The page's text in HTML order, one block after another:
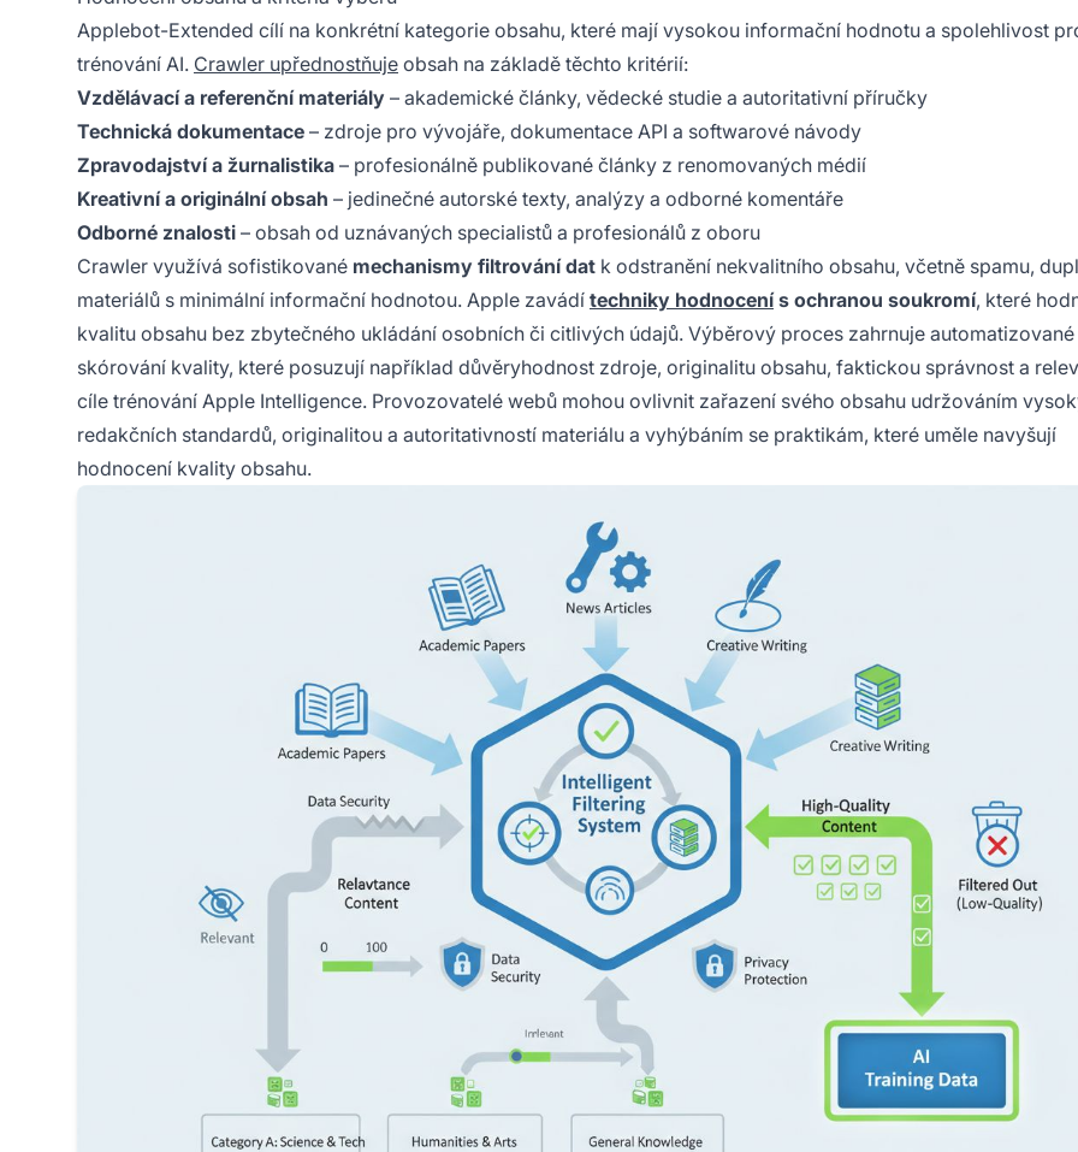
Applebot-Extended cílí na konkrétní kategorie obsahu, které mají vysokou informační hodnotu a spolehlivost
trénování AI. Crawler upřednostňuje obsah na základě těchto kritérií:
Vzdělávací a referenční materiály – akademické články, vědecké studie a autoritativní příručky
Technická dokumentace – zdroje pro vývojáře, dokumentace API a softwarové návody
Zpravodajství a žurnalistika – profesionálně publikované články z renomovaných médií
Kreativní a originální obsah – jedinečné autorské texty, analýzy a odborné komentáře
Odborné znalosti – obsah od uznávaných specialistů a profesionálů z oboru
Crawler využívá sofistikované mechanismy filtrování dat k odstranění nekvalitního obsahu, včetně spamu,
materiálů s minimální informační hodnotou. Apple zavádí techniky hodnocenís ochranou soukromí, které
kvalitu obsahu bez zbytečného ukládání osobních či citlivých údajů. Výběrový proces zahrnuje
skórování kvality, které posuzují například důvěryhodnost zdroje, originalitu obsahu, faktickou správnost a
cíle trénování Apple Intelligence. Provozovatelé webů mohou ovlivnit zařazení svého obsahu udržováním
redakčních standardů, originalitou a autoritativností materiálu a vyhýbáním se praktikám, které uměle navyšují
hodnocení kvality obsahu.